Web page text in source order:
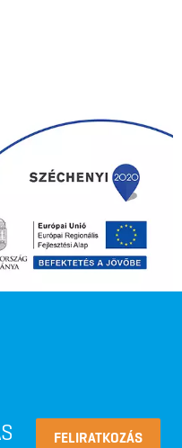
FELIRATKOZÁS